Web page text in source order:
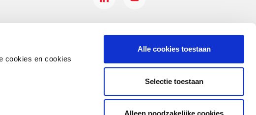
cookies en cookies
Alle cookies toestaan
Selectie toestaan
Alleen noodzakelijke cookies